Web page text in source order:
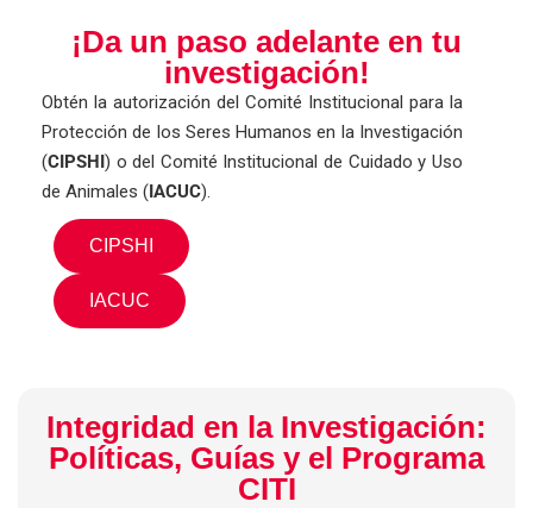
¡Da un paso adelante en tu
investigación!
Obtén la autorización del Comité Institucional para la
Protección de los Seres Humanos en la Investigación
(CIPSHI) o del Comité Institucional de Cuidado y Uso
de Animales (IACUC).
CIPSHI
IACUC
Integridad en la Investigación:
Políticas, Guías y el Programa
CITI